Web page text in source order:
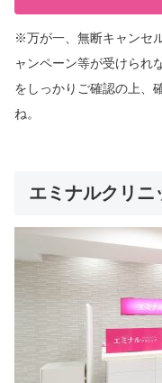
※万が一、無断キャンセ
ャンペーン等が受けられ
をしっかりご確認の上、
ね。
エミナルクリニ